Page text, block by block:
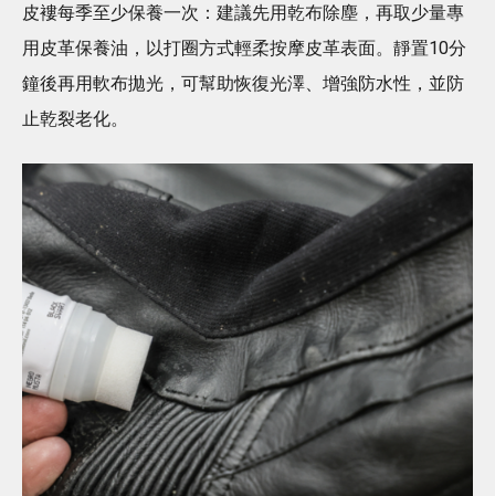
皮褸每季至少保養一次：建議先用乾布除塵，再取少量專
用皮革保養油，以打圈方式輕柔按摩皮革表面。靜置10分
鐘後再用軟布拋光，可幫助恢復光澤、增強防水性，並防
止乾裂老化。